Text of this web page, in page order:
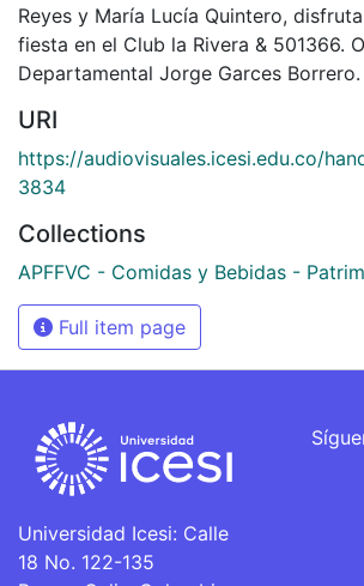
Reyes y María Lucía Quintero,
fiesta en el Club la Rivera & 501366.
Departamental Jorge Garces Borrero.
URI
https://audiovisuales.icesi.edu.co/
3834
Collections
APFFVC - Comidas y Bebidas -
Full item page
Universidad Icesi: Calle
18 No. 122-135